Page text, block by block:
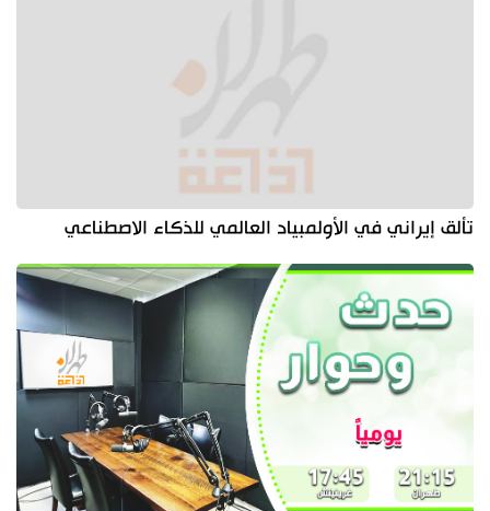
تألق إيراني في الأولمبياد العالمي للذكاء الاصطناعي